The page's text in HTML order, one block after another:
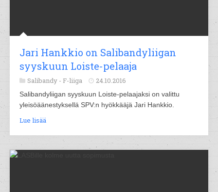
Jari Hankkio on Salibandyliigan
syyskuun Loiste-pelaaja
Salibandy - F-liiga 24.10.2016
Salibandyliigan syyskuun Loiste-pelaajaksi on valittu
yleisöäänestyksellä SPV:n hyökkääjä Jari Hankkio.
Lue lisää